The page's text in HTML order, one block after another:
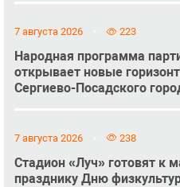
7 августа 2026 223
Народная программа
открывает новые
Сергиево-Посадского
7 августа 2026 238
Стадион «Луч» готовят к
празднику Дню